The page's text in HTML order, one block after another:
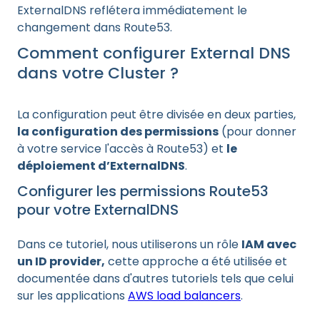
ExternalDNS reflétera immédiatement le
changement dans Route53.
Comment configurer External DNS
dans votre Cluster ?
La configuration peut être divisée en deux parties,
la configuration des permissions (pour donner
à votre service l'accès à Route53) et le
déploiement d’ExternalDNS.
Configurer les permissions Route53
pour votre ExternalDNS
Dans ce tutoriel, nous utiliserons un rôle IAM avec
un ID provider, cette approche a été utilisée et
documentée dans d'autres tutoriels tels que celui
sur les applications AWS load balancers.